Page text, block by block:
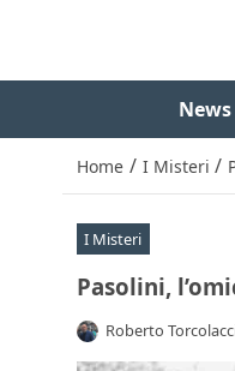
News
Home / I Misteri /
I Misteri
Pasolini,
Roberto